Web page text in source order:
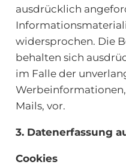
ausdrücklich
widersprochen. Die
behalten sich
im Falle der
Mails, vor.
3. Datenerfassung
Cookies